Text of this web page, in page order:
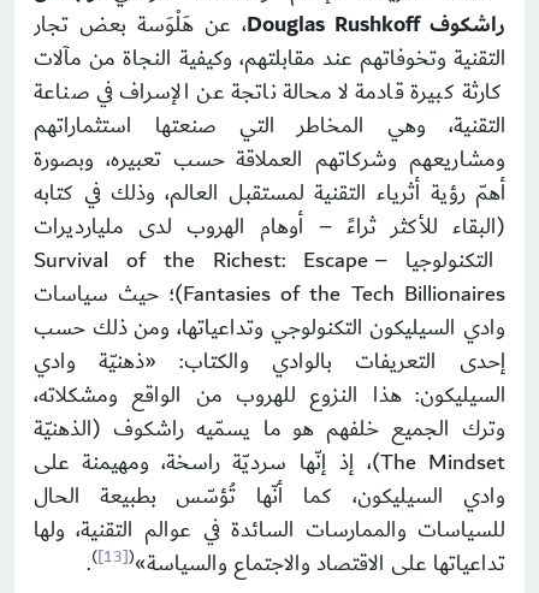
راشكوفDouglas Rushkoff، عن هَلْوَسة بعض تجار
التقنية وتخوفاتهم عند مقابلتهم، وكيفية النجاة من مآلات
كارثة كبيرة قادمة لا محالة ناتجة عن الإسراف في صناعة
التقنية، وهي المخاطر التي صنعتها استثماراتهم
ومشاريعهم وشركاتهم العملاقة حسب تعبيره، وبصورة
أهمّ رؤية أثرياء التقنية لمستقبل العالم، وذلك في كتابه
(البقاء للأكثر ثراءً – أوهام الهروب لدى مليارديرات
التكنولوجيا – Survival of the Richest: Escape
Fantasies of the Tech Billionaires)؛ حيث سياسات
وادي السيليكون التكنولوجي وتداعياتها، ومن ذلك حسب
إحدى التعريفات بالوادي والكتاب: «ذهنيّة وادي
السيليكون: هذا النزوع للهروب من الواقع ومشكلاته،
وترك الجميع خلفهم هو ما يسمّيه راشكوف (الذهنيّة
The Mindset)، إذ إنّها سرديّة راسخة، ومهيمنة على
وادي السيليكون، كما أنّها تُؤسّس بطبيعة الحال
للسياسات والممارسات السائدة في عوالم التقنية، ولها
تداعياتها على الاقتصاد والاجتماع والسياسة»(
[13]
)
.